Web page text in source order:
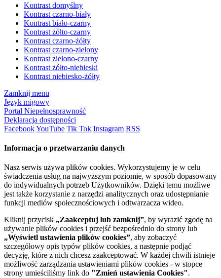
Kontrast domyślny
Kontrast czarno-biały
Kontrast biało-czarny
Kontrast żółto-czarny
Kontrast czarno-żółty
Kontrast czarno-zielony
Kontrast zielono-czarny
Kontrast żółto-niebieski
Kontrast niebiesko-żółty
Zamknij menu
Język migowy
Portal Niepełnosprawność
Deklaracja dostępności
FacebookYouTube Tik Tok Instagram RSS
Informacja o przetwarzaniu danych
Nasz serwis używa plików cookies. Wykorzystujemy je w celu
świadczenia usług na najwyższym poziomie, w sposób dopasowany
do indywidualnych potrzeb Użytkowników. Dzięki temu możliwe
jest także korzystanie z narzędzi analitycznych oraz udostępnianie
funkcji mediów społecznościowych i odtwarzacza wideo.
Kliknij przycisk „Zaakceptuj lub zamknij”, by wyrazić zgodę na
używanie plików cookies i przejść bezpośrednio do strony lub
„Wyświetl ustawienia plików cookies”, aby zobaczyć
szczegółowy opis typów plików cookies, a następnie podjąć
decyzję, które z nich chcesz zaakceptować. W każdej chwili istnieje
możliwość zarządzania ustawieniami plików cookies - w stopce
strony umieściliśmy link do "Zmień ustawienia Cookies".